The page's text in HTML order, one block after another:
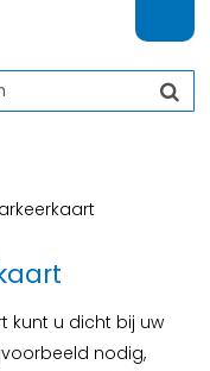
kunt u dicht bij uw
nodig,